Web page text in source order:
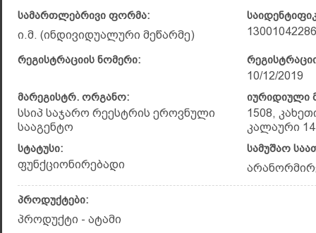
სამართლებრივი ფორმა:
ი.მ. (ინდივიდუალური მეწარმე) 13001042286
რეგისტრაციის ნომერი:
10/12/2019
მარეგისტრ. ორგანო:
სსიპ საჯარო რეესტრის ეროვნული
სააგენტო
იურიდიული
1508,
კალაური
სტატუსი:
ფუნქციონირებადი
სამუშაო
პროდუქტები:
პროდუქტი - ატამი